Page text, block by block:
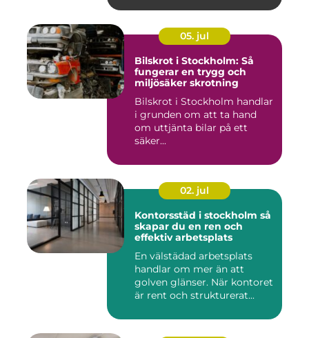
05. jul
Bilskrot i Stockholm: Så
fungerar en trygg och
miljösäker skrotning
Bilskrot i Stockholm handlar
i grunden om att ta hand
om uttjänta bilar på ett
säker...
02. jul
Kontorsstäd i stockholm så
skapar du en ren och
effektiv arbetsplats
En välstädad arbetsplats
handlar om mer än att
golven glänser. När kontoret
är rent och strukturerat...